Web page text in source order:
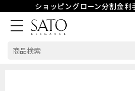
ショッピングローン分割金利
検